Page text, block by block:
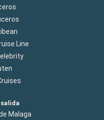
Line
Malaga